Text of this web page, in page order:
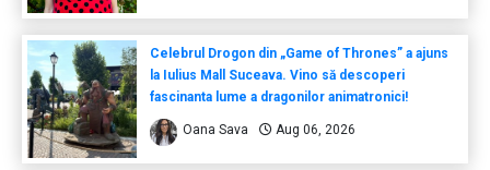
Celebrul Drogon din „Game of Thrones” a ajuns
la Iulius Mall Suceava. Vino să descoperi
fascinanta lume a dragonilor animatronici!
Oana Sava Aug 06, 2026